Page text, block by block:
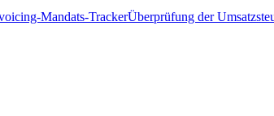
Mandats-TrackerÜberprüfung der